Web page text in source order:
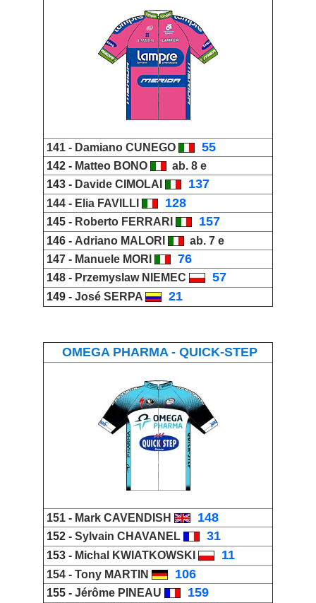
141 - Damiano CUNEGO 55
142 - Matteo BONO
ab. 8 e
143 - Davide CIMOLAI 137
144 - Elia FAVILLI 128
145 - Roberto FERRARI 157
146 - Adriano MALORI
ab. 7 e
147 - Manuele MORI 76
148 - Przemyslaw NIEMEC 57
149 - José SERPA 21
OMEGA PHARMA - QUICK-STEP
151 - Mark CAVENDISH 148
152 - Sylvain CHAVANEL 31
153 - Michal KWIATKOWSKI 11
154 - Tony MARTIN 106
155 - Jérôme PINEAU 159